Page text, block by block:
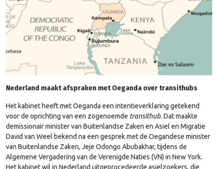
Nederland maakt afspraken met Oeganda over transithubs
Het kabinet heeft met Oeganda een intentieverklaring getekend
voor de oprichting van een zogenoemde transithub. Dat maakte
demissionair minister van Buitenlandse Zaken en Asiel en Migratie
David van Weel bekend na een gesprek met de Oegandese minister
van Buitenlandse Zaken, Jeje Odongo Abubakhar, tijdens de
Algemene Vergadering van de Verenigde Naties (VN) in New York.
Het kabinet wil in Nederland uitgeprocedeerde asielzoekers, die